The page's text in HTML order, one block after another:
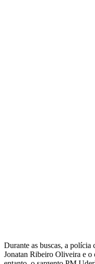
Durante as buscas, a
Jonatan Ribeiro Oliveira e